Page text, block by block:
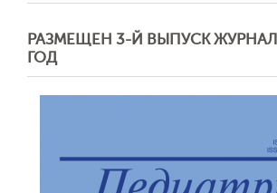
РАЗМЕЩЕН 3-Й ВЫПУСК
ГОД